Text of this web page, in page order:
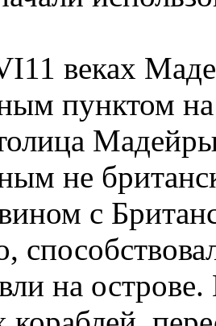
веках
пунктом
не
вином с
на